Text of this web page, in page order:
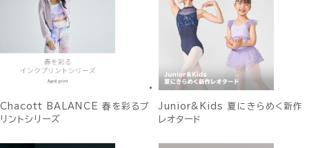
Chacott BALANCE 春を彩るプ
リントシリーズ
Junior&Kids 夏にきらめく新作
レオタード